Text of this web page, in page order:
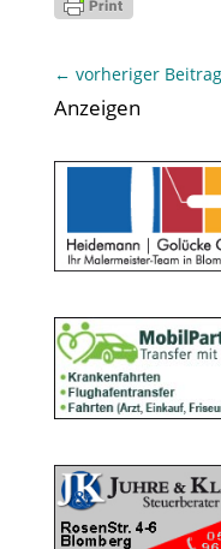
← vorheriger Beitrag
Anzeigen